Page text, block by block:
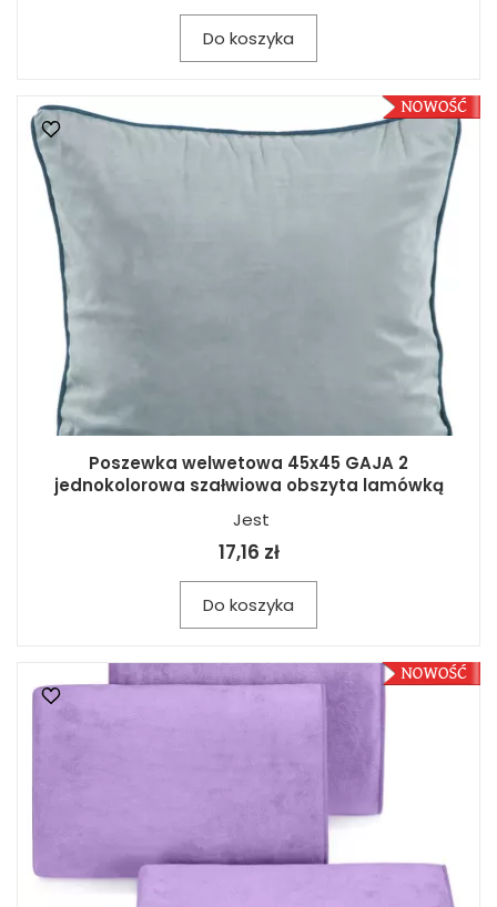
Do koszyka
Poszewka welwetowa 45x45 GAJA 2
jednokolorowa szałwiowa obszyta lamówką
Jest
17,16 zł
Do koszyka